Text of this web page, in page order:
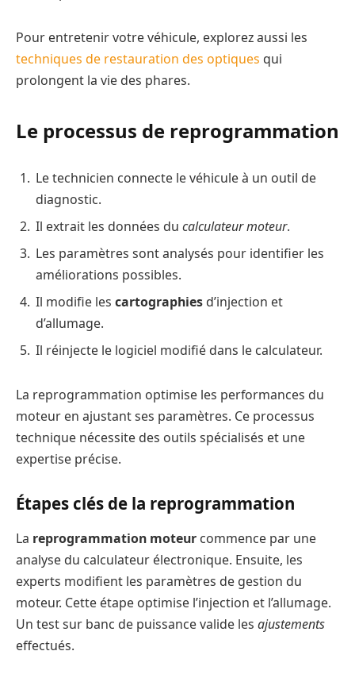
Pour entretenir votre véhicule, explorez aussi les
techniques de restauration des optiques qui
prolongent la vie des phares.
Le processus de reprogrammation
Le technicien connecte le véhicule à un outil de
diagnostic.
Il extrait les données du calculateur moteur.
Les paramètres sont analysés pour identifier les
améliorations possibles.
Il modifie les cartographies d’injection et
d’allumage.
Il réinjecte le logiciel modifié dans le calculateur.
La reprogrammation optimise les performances du
moteur en ajustant ses paramètres. Ce processus
technique nécessite des outils spécialisés et une
expertise précise.
Étapes clés de la reprogrammation
La reprogrammation moteur commence par une
analyse du calculateur électronique. Ensuite, les
experts modifient les paramètres de gestion du
moteur. Cette étape optimise l’injection et l’allumage.
Un test sur banc de puissance valide les ajustements
effectués.